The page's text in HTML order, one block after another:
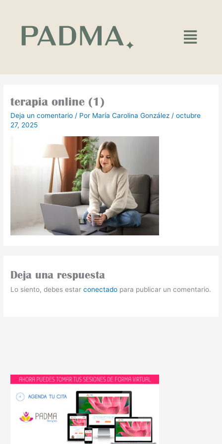
contenido
Main
Menu
terapia online (1)
Deja un comentario / Por María Carolina González /octubre
27, 2025
Deja una respuesta
Lo siento, debes estarconectado para publicar un comentario.